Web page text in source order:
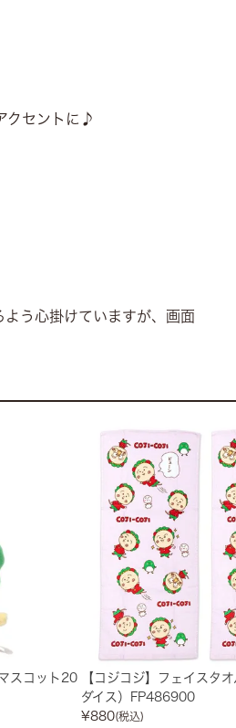
クセントに♪
う心掛けていますが、画面
スコット20
【コジコジ】フェイスタ
ダイス）FP486900
¥880(税込)